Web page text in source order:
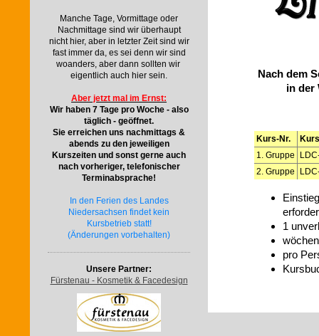
Manche Tage, Vormittage oder
Nachmittage sind wir überhaupt
nicht hier, aber in letzter Zeit sind wir
fast immer da, es sei denn wir sind
woanders, aber dann sollten wir
eigentlich auch hier sein.
Aber jetzt mal im Ernst:
Wir haben 7 Tage pro Woche - also
täglich - geöffnet.
Sie erreichen uns nachmittags &
abends zu den jeweiligen
Kurszeiten und sonst gerne auch
nach vorheriger, telefonischer
Terminabsprache!
In den Ferien des Landes
Niedersachsen findet kein
Kursbetrieb statt!
(Änderungen vorbehalten)
Unsere Partner:
Fürstenau - Kosmetik & Facedesign
Nach dem
in der
Kurs-Nr.
1. Gruppe
2. Gruppe
1
pro